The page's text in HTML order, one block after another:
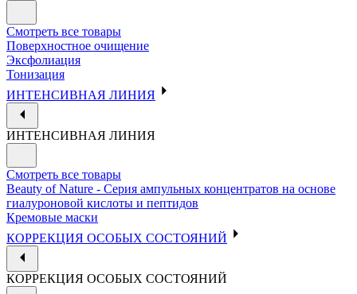
Смотреть все товары
Поверхностное очищение
Эксфолиация
Тонизация
ИНТЕНСИВНАЯ ЛИНИЯ
ИНТЕНСИВНАЯ ЛИНИЯ
Смотреть все товары
Beauty of Nature - Серия ампульных концентратов на основе
гиалуроновой кислоты и пептидов
Кремовые маски
КОРРЕКЦИЯ ОСОБЫХ СОСТОЯНИЙ
КОРРЕКЦИЯ ОСОБЫХ СОСТОЯНИЙ